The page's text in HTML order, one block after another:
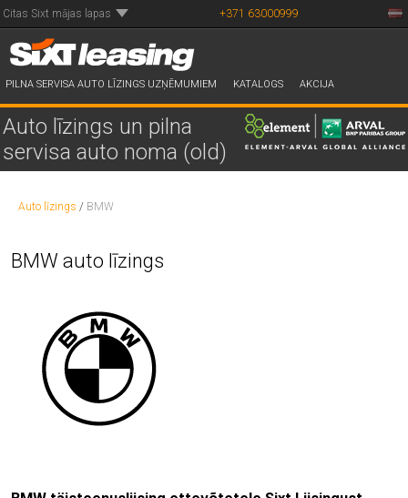
Citas Sixt mājas lapas +371 63000999
PILNA SERVISA AUTO LĪZINGS UZŅĒMUMIEM KATALOGS AKCIJA
Auto līzings un pilna
servisa auto noma (old)
Auto līzings / BMW
BMW auto līzings